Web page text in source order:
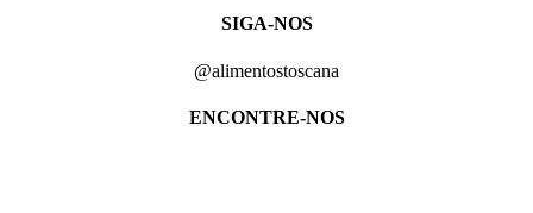
SIGA-NOS
@alimentostoscana
ENCONTRE-NOS